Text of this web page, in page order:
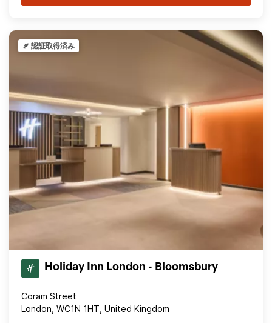
認証取得済み
Holiday Inn London - Bloomsbury
Coram Street
London, WC1N 1HT, United Kingdom